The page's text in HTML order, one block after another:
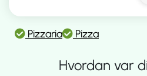
Pizzaria Pizza
Hvordan var